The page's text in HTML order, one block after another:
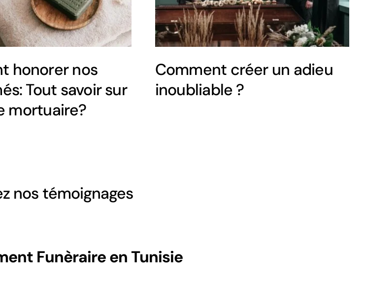
honorer nos
Tout savoir sur
mortuaire?
Comment créer un adieu
inoubliable ?
nos témoignages
Funèraire en Tunisie